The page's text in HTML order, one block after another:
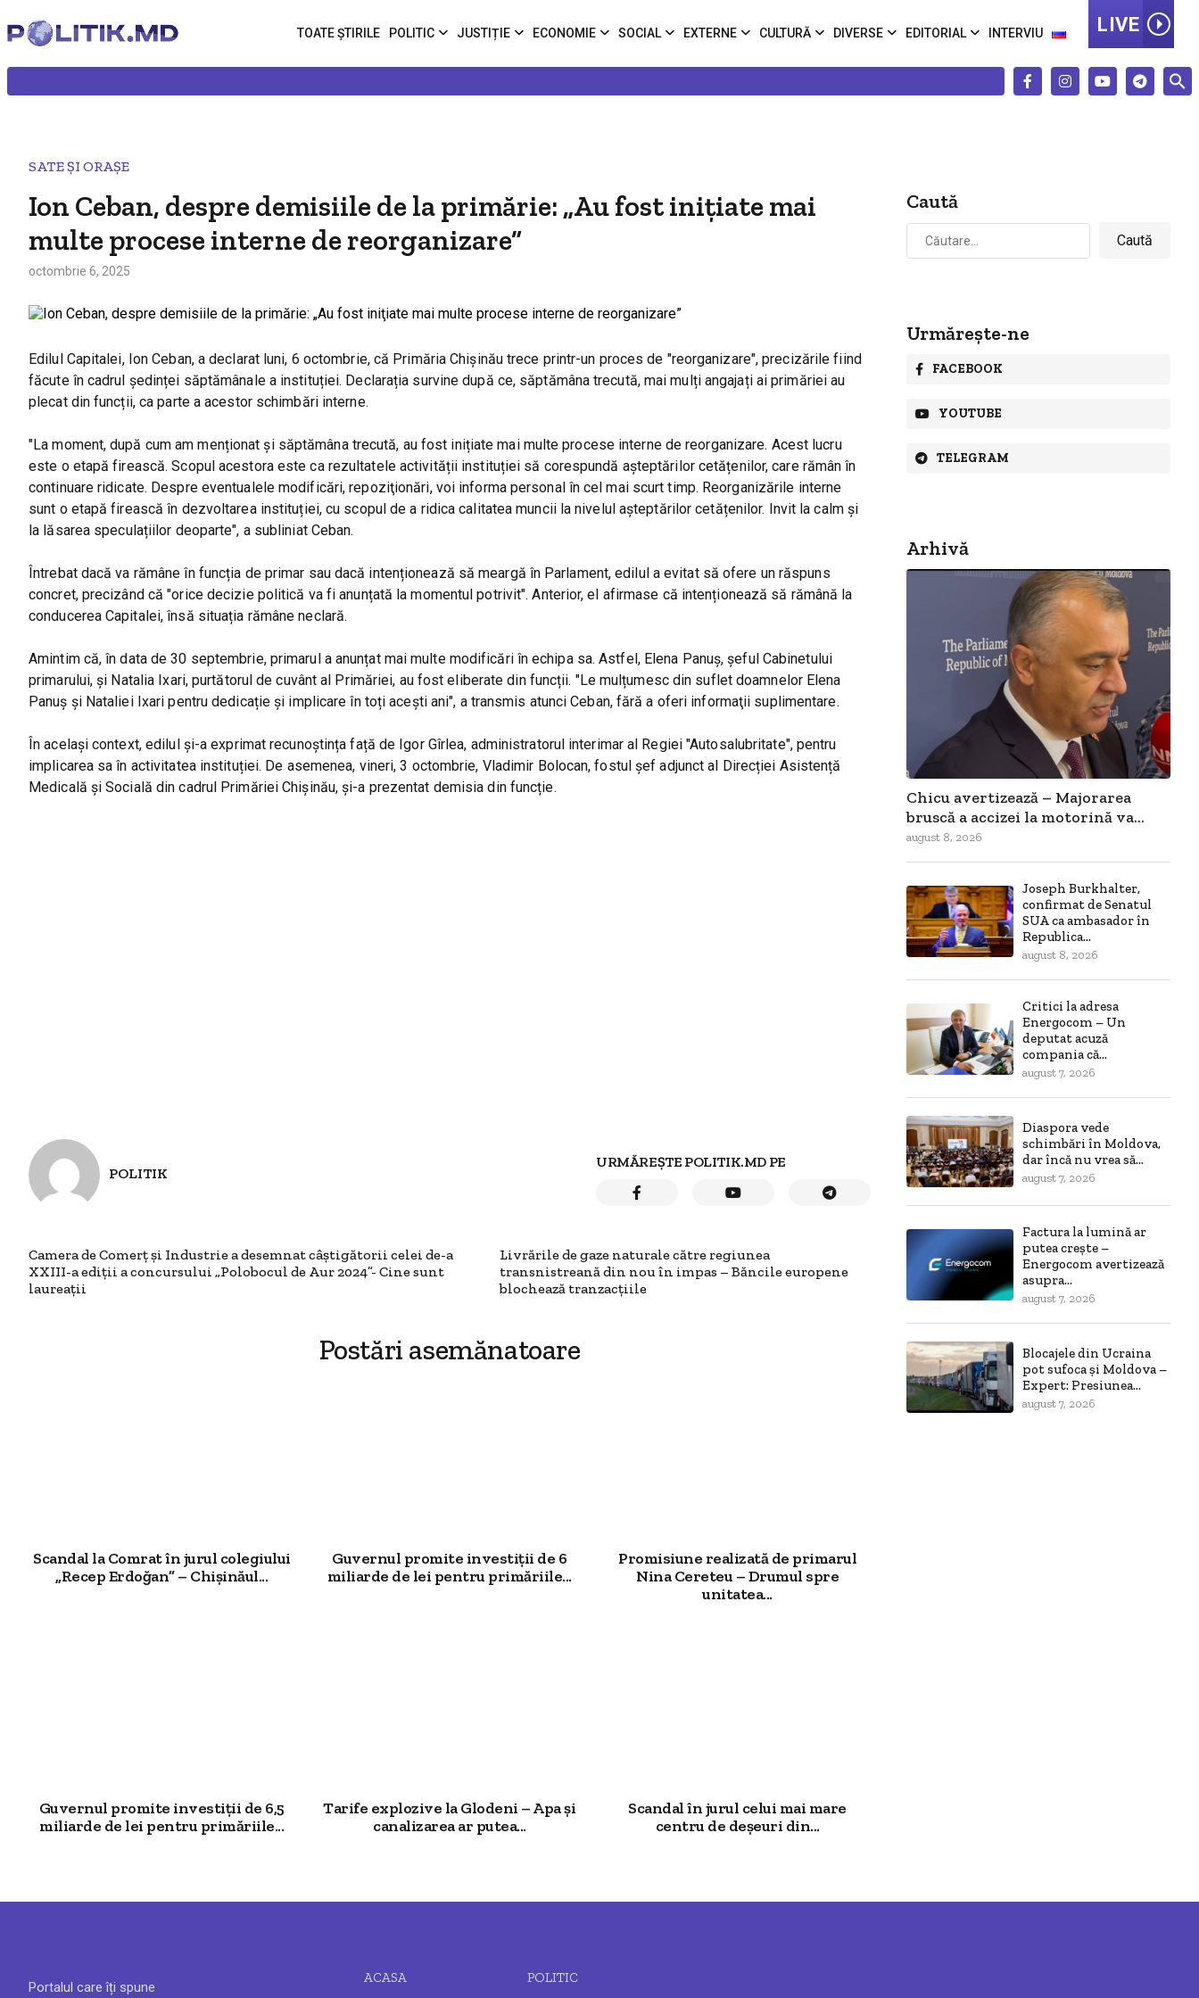
TOATE ȘTIRILE POLITIC JUSTIȚIE ECONOMIE SOCIAL EXTERNE CULTURĂ DIVERSE EDITORIAL INTERVIU LIVE
SATE ȘI ORAȘE
Ion Ceban, despre demisiile de la primărie: „Au fost iniţiate mai
multe procese interne de reorganizare”
octombrie 6, 2025
Edilul Capitalei, Ion Ceban, a declarat luni, 6 octombrie, că Primăria Chișinău trece printr-un proces de "reorganizare", precizările fiind
făcute în cadrul ședinței săptămânale a instituției. Declarația survine după ce, săptămâna trecută, mai mulți angajați ai primăriei au
plecat din funcții, ca parte a acestor schimbări interne.
"La moment, după cum am menționat și săptămâna trecută, au fost inițiate mai multe procese interne de reorganizare. Acest lucru
este o etapă firească. Scopul acestora este ca rezultatele activității instituției să corespundă așteptărilor cetățenilor, care rămân în
continuare ridicate. Despre eventualele modificări, repoziţionări, voi informa personal în cel mai scurt timp. Reorganizările interne
sunt o etapă firească în dezvoltarea instituției, cu scopul de a ridica calitatea muncii la nivelul așteptărilor cetățenilor. Invit la calm și
la lăsarea speculațiilor deoparte", a subliniat Ceban.
Întrebat dacă va rămâne în funcția de primar sau dacă intenționează să meargă în Parlament, edilul a evitat să ofere un răspuns
concret, precizând că "orice decizie politică va fi anunțată la momentul potrivit". Anterior, el afirmase că intenționează să rămână la
conducerea Capitalei, însă situația rămâne neclară.
Amintim că, în data de 30 septembrie, primarul a anunțat mai multe modificări în echipa sa. Astfel, Elena Panuș, șeful Cabinetului
primarului, și Natalia Ixari, purtătorul de cuvânt al Primăriei, au fost eliberate din funcții. "Le mulțumesc din suflet doamnelor Elena
Panuș și Nataliei Ixari pentru dedicație și implicare în toți acești ani", a transmis atunci Ceban, fără a oferi informaţii suplimentare.
În același context, edilul și-a exprimat recunoștința față de Igor Gîrlea, administratorul interimar al Regiei "Autosalubritate", pentru
implicarea sa în activitatea instituției. De asemenea, vineri, 3 octombrie, Vladimir Bolocan, fostul șef adjunct al Direcției Asistență
Medicală și Socială din cadrul Primăriei Chișinău, și-a prezentat demisia din funcție.
POLITIK
URMĂREȘTE POLITIK.MD PE
Camera de Comerț și Industrie a desemnat câștigătorii celei de-a
XXIII-a ediții a concursului „Polobocul de Aur 2024”- Cine sunt
laureații
Livrările de gaze naturale către regiunea
transnistreană din nou în impas – Băncile europene
blochează tranzacțiile
Postări asemănatoare
Scandal la Comrat în jurul colegiului
„Recep Erdoğan” – Chișinăul...
Guvernul promite investiții de 6
miliarde de lei pentru primăriile...
Promisiune realizată de primarul
Nina Cereteu – Drumul spre
unitatea...
Guvernul promite investiții de 6,5
miliarde de lei pentru primăriile...
Tarife explozive la Glodeni – Apa și
canalizarea ar putea...
Scandal în jurul celui mai mare
centru de deșeuri din...
Caută
Caută
după:
Urmărește-ne
FACEBOOK
YOUTUBE
TELEGRAM
Arhivă
Chicu avertizează – Majorarea
bruscă a accizei la motorină va...
august 8, 2026
Joseph Burkhalter,
confirmat de Senatul
SUA ca ambasador în
Republica...
august 8, 2026
Critici la adresa
Energocom – Un
deputat acuză
compania că...
august 7, 2026
Diaspora vede
schimbări în Moldova,
dar încă nu vrea să...
august 7, 2026
Factura la lumină ar
putea crește –
Energocom avertizează
asupra...
august 7, 2026
Blocajele din Ucraina
pot sufoca și Moldova –
Expert: Presiunea...
august 7, 2026
Portalul care îți spune
ACASA POLITIC